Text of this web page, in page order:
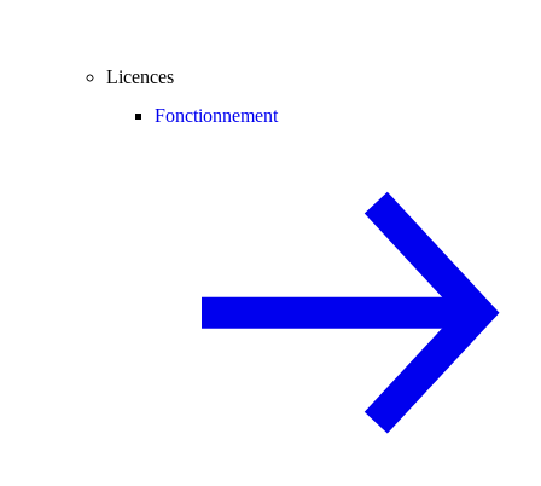
Licences
Fonctionnement